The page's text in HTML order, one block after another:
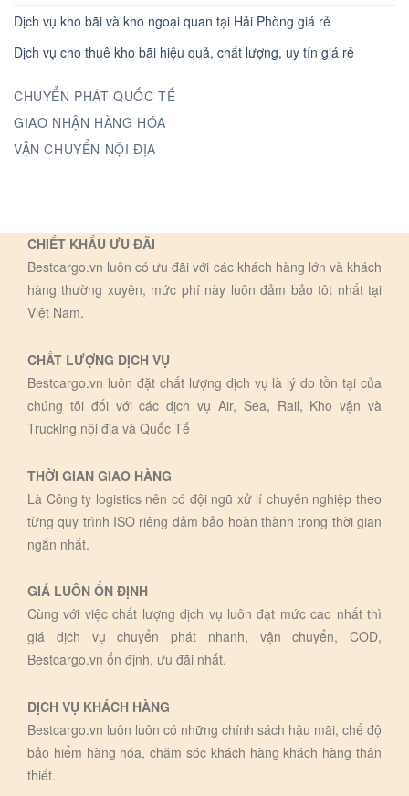
Dịch vụ kho bãi và kho ngoại quan tại Hải Phòng giá rẻ
Dịch vụ cho thuê kho bãi hiệu quả, chất lượng, uy tín giá rẻ
CHUYỂN PHÁT QUỐC TẾ
GIAO NHẬN HÀNG HÓA
VẬN CHUYỂN NỘI ĐỊA
CHIẾT KHẤU ƯU ĐÃI
Bestcargo.vn luôn có ưu đãi với các khách hàng lớn và khách
hàng thường xuyên, mức phí này luôn đảm bảo tôt nhất tại
Việt Nam.
CHẤT LƯỢNG DỊCH VỤ
Bestcargo.vn luôn đặt chất lượng dịch vụ là lý do tồn tại của
chúng tôi đối với các dịch vụ Air, Sea, Rail, Kho vận và
Trucking nội địa và Quốc Tế
THỜI GIAN GIAO HÀNG
Là Công ty logistics nên có đội ngũ xử lí chuyên nghiệp theo
từng quy trình ISO riêng đảm bảo hoàn thành trong thời gian
ngắn nhất.
GIÁ LUÔN ỔN ĐỊNH
Cùng với việc chất lượng dịch vụ luôn đạt mức cao nhất thì
giá dịch vụ chuyển phát nhanh, vận chuyển, COD,
Bestcargo.vn ổn định, ưu đãi nhất.
DỊCH VỤ KHÁCH HÀNG
Bestcargo.vn luôn luôn có những chính sách hậu mãi, chế độ
bảo hiểm hàng hóa, chăm sóc khách hàng khách hàng thân
thiết.